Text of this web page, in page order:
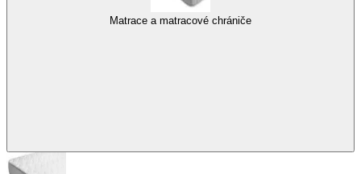
Matrace a matracové chrániče